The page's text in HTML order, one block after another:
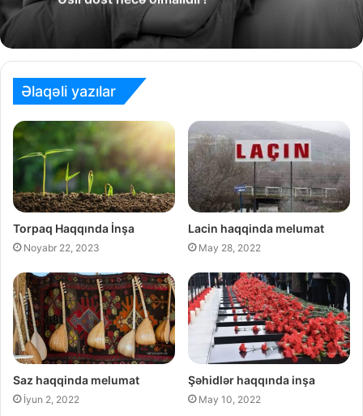
Əlaqəli yazılar
Torpaq Haqqında İnşa
Noyabr 22, 2023
Lacin haqqinda melumat
May 28, 2022
Saz haqqinda melumat
İyun 2, 2022
Şəhidlər haqqında inşa
May 10, 2022